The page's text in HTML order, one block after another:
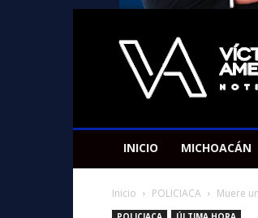
Americano
Victor
INICIO MICHOACÁN
Inicio POLICIACA Muere